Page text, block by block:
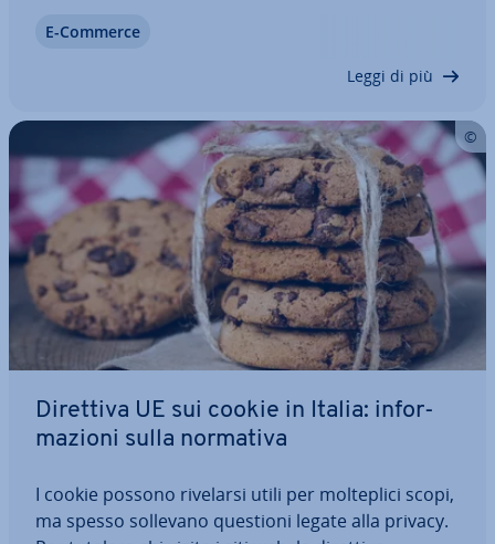
con­cor­ren­za di ap­pro­fit­ta­re del buon nome che ci
E-Commerce
Leggi di più
Direttiva UE sui cookie in Italia: in­for­
ma­zio­ni sulla normativa
I cookie possono rivelarsi utili per mol­te­pli­ci scopi,
ma spesso sollevano questioni legate alla privacy.